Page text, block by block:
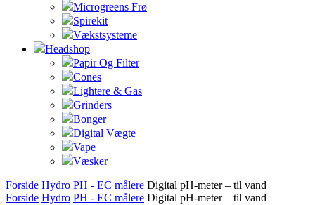
Microgreens Frø
Spirekit
Vækstsysteme
Headshop
Papir Og Filter
Cones
Lightere & Gas
Grinders
Bonger
Digital Vægte
Vape
Væsker
Forside Hydro PH - EC målere Digital pH-meter – til vand
Forside Hydro PH - EC målere Digital pH-meter – til vand